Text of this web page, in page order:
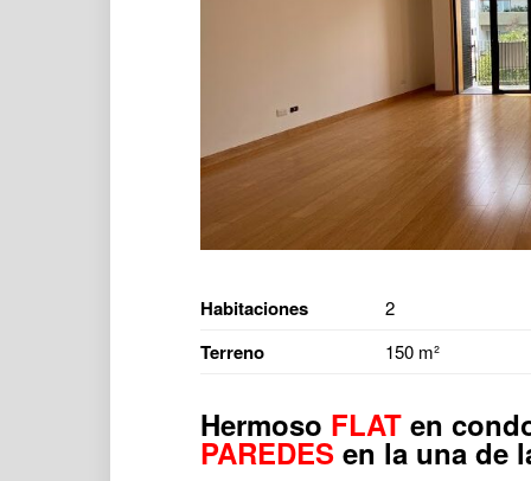
Habitaciones 2
Terreno 150 m²
Hermoso FLATen
PAREDESen la una de